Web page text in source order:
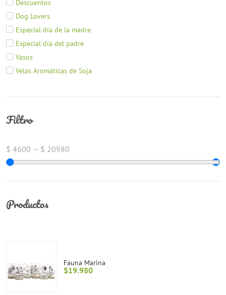
Descuentos
Dog Lovers
Especial día de la madre
Especial día del padre
Vasos
Velas Aromáticas de Soja
Filtro
$ 4600 — $ 20980
Productos
Fauna Marina
$19.980